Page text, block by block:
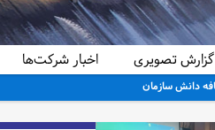
گزارش تصویری اخبار شرکت‌ها